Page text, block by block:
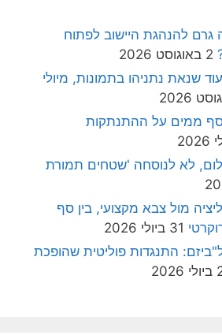
גרם להנהגת היישוב לפתוח
2 באוגוסט 2026
שנאת נתניהו בתמונות, מיולי
ממים על ההתנתקות
לא לנוסחה 'שטחים תמורת
מול צבא מקצועי, בין סף
31 ביולי 2026
התנגדות פוליטית שהופכת